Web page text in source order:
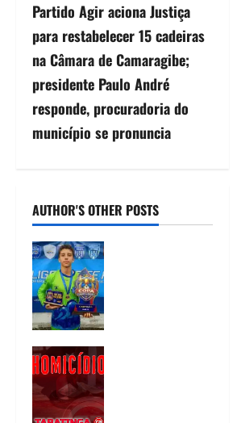
Partido Agir aciona Justiça
para restabelecer 15 cadeiras
na Câmara de Camaragibe;
presidente Paulo André
responde, procuradoria do
município se pronuncia
AUTHOR'S OTHER POSTS